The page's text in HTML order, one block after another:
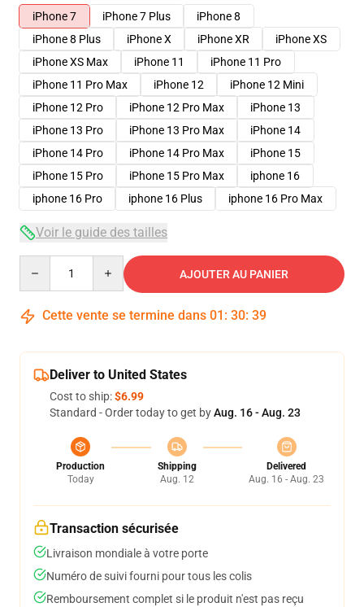
iPhone 7
iPhone 7 Plus
iPhone 8
iPhone 8 Plus
iPhone X iPhone XR
iPhone XS
iPhone XS Max
iPhone 11
iPhone 11 Pro
iPhone 11 Pro Max
iPhone 12
iPhone 12 Mini
iPhone 12 Pro
iPhone 12 Pro Max
iPhone 13
iPhone 13 Pro
iPhone 13 Pro Max
iPhone 14
iPhone 14 Pro
iPhone 14 Pro Max
iPhone 15
iPhone 15 Pro
iPhone 15 Pro Max
iphone 16
iphone 16 Pro
iphone 16 Plus iphone 16 Pro Max
Voir le guide des tailles
AJOUTER AU PANIER
Cette vente se termine dans 01 : 30: 38
Deliver to United States
Cost to ship:$6.99
Standard - Order today to get byAug. 16 - Aug. 23
Production
Today
Shipping
Aug. 12
Delivered
Aug. 16 - Aug. 23
Transaction sécurisée
Livraison mondiale à votre porte
Numéro de suivi fourni pour tous les colis
Remboursement complet si le produit n'est pas reçu